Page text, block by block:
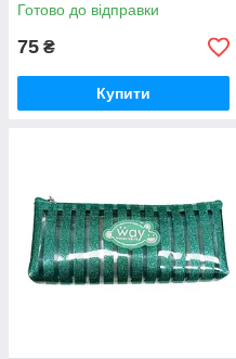
Готово до відправки
75 ₴
Купити